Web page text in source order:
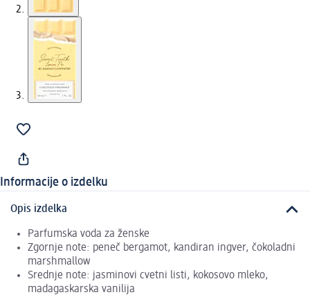
Informacije o izdelku
Opis izdelka
Parfumska voda za ženske
Zgornje note: peneč bergamot, kandiran ingver, čokoladni
marshmallow
Srednje note: jasminovi cvetni listi, kokosovo mleko,
madagaskarska vanilija